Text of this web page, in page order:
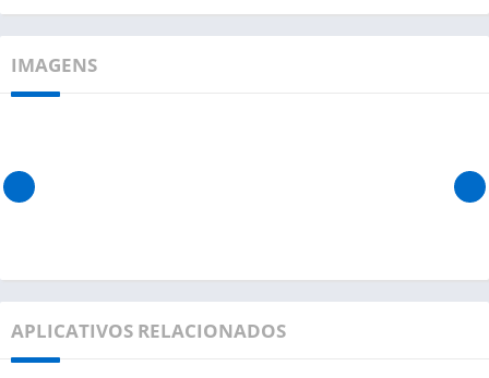
IMAGENS
APLICATIVOS RELACIONADOS